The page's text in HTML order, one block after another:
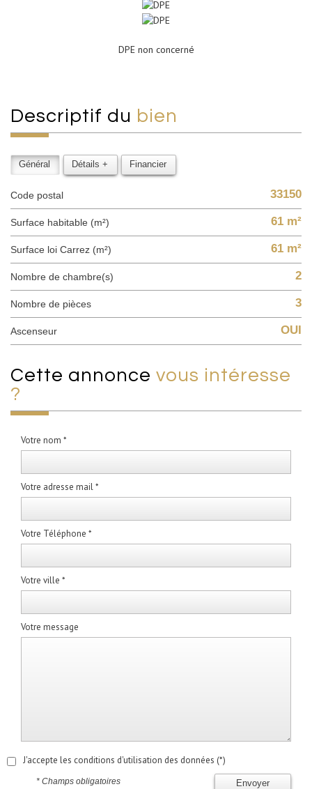
DPE non concerné
descriptif du bien
Général Détails + Financier
Code postal 33150
Surface habitable (m²) 61 m²
Surface loi Carrez (m²) 61 m²
Nombre de chambre(s) 2
Nombre de pièces 3
Ascenseur OUI
cette annonce vous intéresse
?
Votre nom *
Votre adresse mail *
Votre Téléphone *
Votre ville *
Votre message
J'accepte les conditions d'utilisation des données (*)
Envoyer
* Champs obligatoires